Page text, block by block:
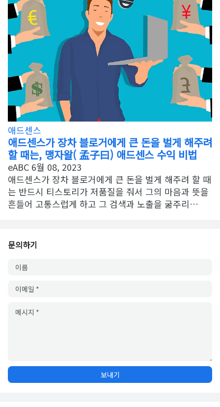
애드센스
애드센스가 장차 블로거에게 큰 돈을 벌게 해주려
할 때는, 맹자왈( 孟子曰) 애드센스 수익 비법
eABC 6월 08, 2023
애드센스가 장차 블로거에게 큰 돈을 벌게 해주려 할 때
는 반드시 티스토리가 저품질을 줘서 그의 마음과 뜻을
흔들어 고통스럽게 하고 그 검색과 노출을 굶주리…
문의하기